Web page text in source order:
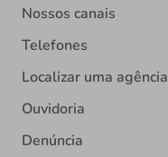
Nossos canais
Telefones
Localizar uma agência
Ouvidoria
Denúncia